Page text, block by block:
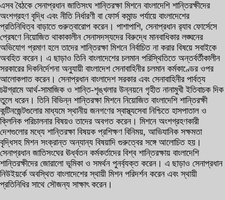
এসব বৈঠকে সেনাপ্রধান জাতিসংঘ শান্তিরক্ষা মিশনে বাংলাদেশি শান্তিরক্ষীদের
অংশগ্রহণ বৃদ্ধি এবং নীতি নির্ধারণী বা ফোর্স কমান্ড পর্যায়ে বাংলাদেশের
প্রতিনিধিত্ব বাড়াতে গুরুত্বারোপ করেন। পাশাপাশি, সেনাপ্রধান র‌্যাব ফোর্সেসে
প্রেষণে নিয়োজিত থাকাকালীন সেনাসদস্যদের বিরুদ্ধে মানবাধিকার লঙ্ঘনের
অভিযোগ প্রমাণ হলে তাদের শান্তিরক্ষা মিশনে নির্বাচিত না করার বিষয়ে সবাইকে
অবহিত করেন। এ ছাড়াও তিনি বাংলাদেশের চলমান পরিস্থিতিতে অন্তর্বর্তীকালীন
সরকারের দিকনির্দেশনা অনুযায়ী বাংলাদেশ সেনাবাহিনীর চলমান কর্মকাণ্ডের ওপর
আলোকপাত করেন। সেনাপ্রধান বাংলাদেশ সরকার এবং সেনাবাহিনীর পার্বত্য
চট্টগ্রামে আর্থ-সামাজিক ও শান্তি-শৃঙ্খলার উন্নয়নে গৃহীত নানামুখী ইতিবাচক দিক
তুলে ধরেন। তিনি বিভিন্ন শান্তিরক্ষা মিশনে নিয়োজিত বাংলাদেশি শান্তিরক্ষী
কন্টিনজেন্টগুলোর মাধ্যমে স্থানীয় জনগণের স্বাস্থ্যসেবা নিশ্চিতে হাসপাতাল ও
ক্লিনিক পরিচালনার বিষয়ও তাদের অবগত করেন। মিশনে অংশগ্রহণকারী
দেশগুলোর মধ্যে শান্তিরক্ষা বিষয়ক প্রশিক্ষণ বিনিময়, আভিযানিক সক্ষমতা
বৃদ্ধিসহ মিশন সংক্রান্ত অন্যান্য বিষয়াদি গুরুত্বের সঙ্গে আলোচিত হয়।
সেনাপ্রধান জাতিসংঘের ঊর্ধ্বতন কর্মকর্তাদের বিশ্ব শান্তিরক্ষায় বাংলাদেশি
শান্তিরক্ষীদের জোরালো ভূমিকা ও সমর্থন পুনর্ব্যক্ত করেন। এ ছাড়াও সেনাপ্রধান
নিউইয়র্কে অবস্থিত বাংলাদেশের স্থায়ী মিশন পরিদর্শন করেন এবং স্থায়ী
প্রতিনিধির সাথে সৌজন্য সাক্ষাৎ করেন।